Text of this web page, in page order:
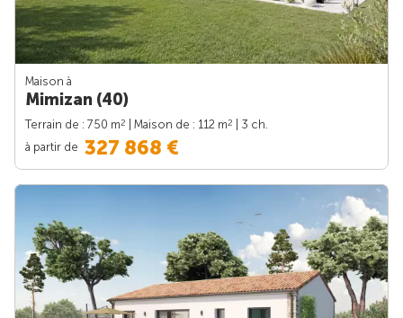
Maison à
Mimizan (40)
Terrain de : 750 m2 | Maison de : 112 m2
| 3 ch.
à partir de 327 868 €